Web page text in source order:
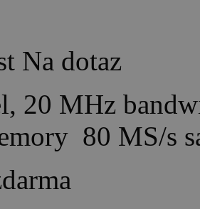
Na dotaz
20 MHz
80 MS/s